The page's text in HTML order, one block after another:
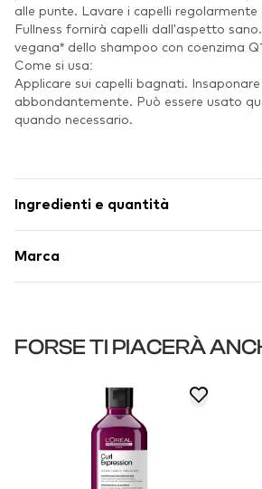
alle punte. Lavare i capelli
Fullness fornirà capelli dall'aspetto
vegana* dello shampoo con coenzima
Come si usa:
Applicare sui capelli bagnati.
abbondantemente. Può essere usato
quando necessario.
Ingredienti e quantità
Marca
FORSE TI PIACERÀ